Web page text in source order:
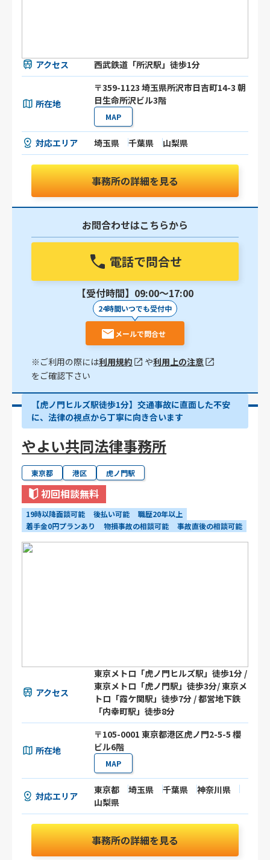
アクセス 西武鉄道「所沢駅」徒歩1分
所在地
〒359-1123 埼玉県所沢市日吉町14-3 朝
日生命所沢ビル3階
MAP
対応エリア 埼玉県 千葉県 山梨県
事務所の詳細を見る
お問合わせはこちらから
電話で問合せ
【受付時間】09:00〜17:00
24時間いつでも受付中
メールで問合せ
※ご利用の際には利用規約 や利用上の注意
をご確認下さい
【虎ノ門ヒルズ駅徒歩1分】交通事故に直面した不安
に、法律の視点から丁寧に向き合います
やよい共同法律事務所
東京都 港区 虎ノ門駅
初回相談無料
19時以降面談可能 後払い可能
職歴20年以上
着手金0円プランあり
物損事故の相談可能 事故直後の相談可能
アクセス
東京メトロ「虎ノ門ヒルズ駅」徒歩1分 /
東京メトロ「虎ノ門駅」徒歩3分/ 東京メ
トロ「霞ケ関駅」徒歩7分 / 都営地下鉄
「内幸町駅」徒歩8分
所在地
〒105-0001 東京都港区虎ノ門2-5-5 櫻
ビル6階
MAP
対応エリア
東京都 埼玉県 千葉県
神奈川県
山梨県
事務所の詳細を見る